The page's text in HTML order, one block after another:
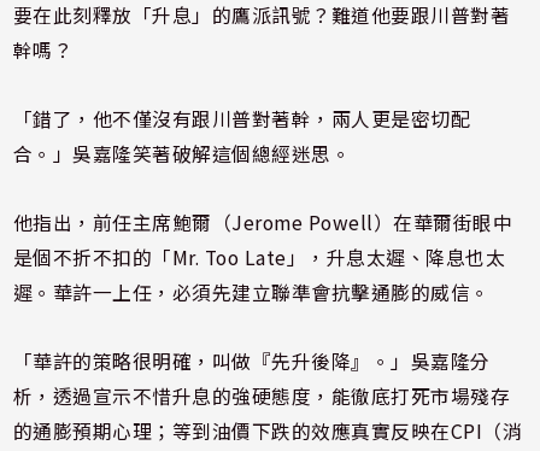
要在此刻釋放「升息」的鷹派訊號？難道他要跟川普對著
幹嗎？
「錯了，他不僅沒有跟川普對著幹，兩人更是密切配
合。」吳嘉隆笑著破解這個總經迷思。
他指出，前任主席鮑爾（Jerome Powell）在華爾街眼中
是個不折不扣的「Mr. Too Late」，升息太遲、降息也太
遲。華許一上任，必須先建立聯準會抗擊通膨的威信。
「華許的策略很明確，叫做『先升後降』。」吳嘉隆分
析，透過宣示不惜升息的強硬態度，能徹底打死市場殘存
的通膨預期心理；等到油價下跌的效應真實反映在CPI（消